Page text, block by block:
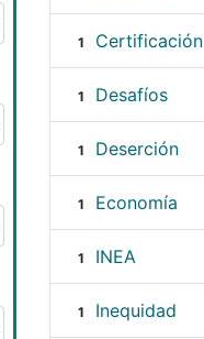
1 Certificación
1 Desafíos
1 Deserción
1 Economía
1 INEA
1 Inequidad